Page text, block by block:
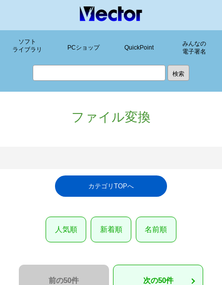
ソフト
ライブラリ
PCショップ QuickPoint
みんなの
電子署名
ファイル変換
カテゴリTOPへ
人気順 新着順 名前順
前の50件 次の50件